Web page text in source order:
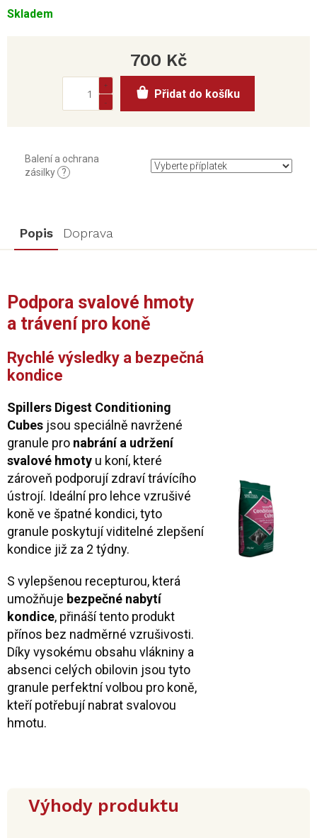
Skladem
Balení a ochrana
zásilky
?
700 Kč
cena:
Přidat do košíku
Popis Doprava
Podpora svalové hmoty
a trávení pro koně
Rychlé výsledky a bezpečná
kondice
Spillers Digest Conditioning
Cubes jsou speciálně navržené
granule pro nabrání a udržení
svalové hmoty u koní, které
zároveň podporují zdraví trávícího
ústrojí. Ideální pro lehce vzrušivé
koně ve špatné kondici, tyto
granule poskytují viditelné zlepšení
kondice již za 2 týdny.
S vylepšenou recepturou, která
umožňuje bezpečné nabytí
kondice, přináší tento produkt
přínos bez nadměrné vzrušivosti.
Díky vysokému obsahu vlákniny a
absenci celých obilovin jsou tyto
granule perfektní volbou pro koně,
kteří potřebují nabrat svalovou
hmotu.
Výhody produktu